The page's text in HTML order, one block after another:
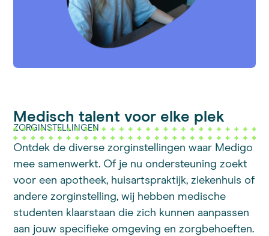
ZORGINSTELLINGEN
Medisch talent voor elke plek
Ontdek de diverse zorginstellingen waar Medigo
mee samenwerkt. Of je nu ondersteuning zoekt
voor een apotheek, huisartspraktijk, ziekenhuis of
andere zorginstelling, wij hebben medische
studenten klaarstaan die zich kunnen aanpassen
aan jouw specifieke omgeving en zorgbehoeften.